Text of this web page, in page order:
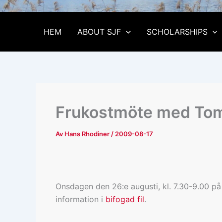
HEM ABOUT SJF SCHOLARSHIPS
Frukostmöte med
Av Hans Rhodiner / 2009-08-17
Onsdagen den 26:e augusti, kl. 7.30-9.00
information i bifogad fil.